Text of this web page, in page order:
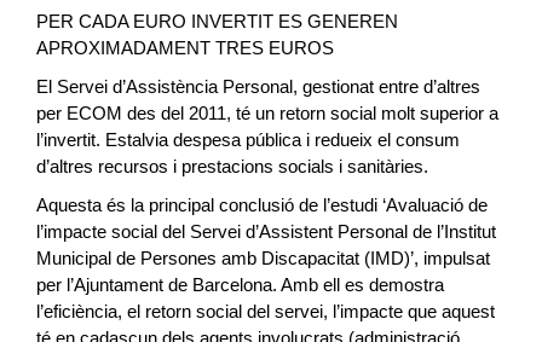
PER CADA EURO INVERTIT ES GENEREN
APROXIMADAMENT TRES EUROS
El Servei d’Assistència Personal, gestionat entre d’altres
per ECOM des del 2011, té un retorn social molt superior a
l’invertit. Estalvia despesa pública i redueix el consum
d’altres recursos i prestacions socials i sanitàries.
Aquesta és la principal conclusió de l’estudi ‘Avaluació de
l’impacte social del Servei d’Assistent Personal de l’Institut
Municipal de Persones amb Discapacitat (IMD)’, impulsat
per l’Ajuntament de Barcelona. Amb ell es demostra
l’eficiència, el retorn social del servei, l’impacte que aquest
té en cadascun dels agents involucrats (administració